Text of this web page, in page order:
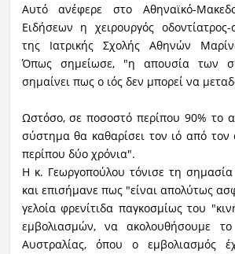
Αυτό ανέφερε στο Αθηναϊκό-
Ειδήσεων η χειρουργός οδοντίατρος-
της Ιατρικής Σχολής Αθηνών
Όπως σημείωσε, "η απουσία των
σημαίνει πως ο ιός δεν μπορεί να
Ωστόσο, σε ποσοστό περίπου 90% το
σύστημα θα καθαρίσει τον ιό από τον
περίπου δύο χρόνια".
Η κ. Γεωργοπούλου τόνισε τη
και επισήμανε πως "είναι απολύτως
γελοία φρενίτιδα παγκοσμίως του
εμβολιασμών, να ακολουθήσουμε
Αυστραλίας, όπου ο εμβολιασμός